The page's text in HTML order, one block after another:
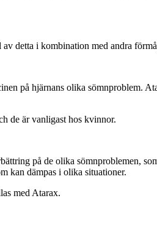
detta i kombination med andra
på hjärnans olika sömnproblem.
de är vanligast hos kvinnor.
på de olika sömnproblemen,
kan dämpas i olika situationer.
med Atarax.